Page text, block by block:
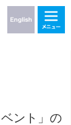
ント」の